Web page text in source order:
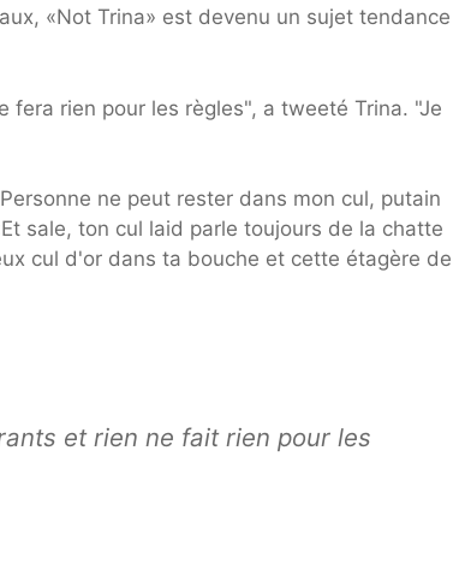
«Not Trina» est devenu un sujet tendance
rien pour les règles", a tweeté Trina. "Je
ne peut rester dans mon cul, putain
sale, ton cul laid parle toujours de la chatte
cul d'or dans ta bouche et cette étagère de
et rien ne fait rien pour les